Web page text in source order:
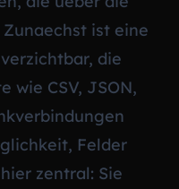
ist eine
die
wie CSV, JSON,
Felder
zentral: Sie